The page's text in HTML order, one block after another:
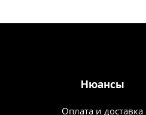
Нюансы
Оплата и доставка